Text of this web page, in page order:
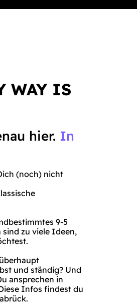
WAY IS
hier. In
(noch) nicht
9-5
zu viele Ideen,
und ständig? Und
ansprechen in
Infos findest du